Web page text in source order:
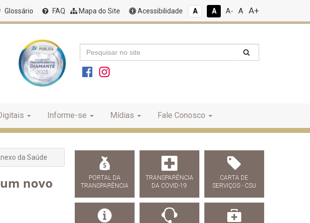
Glossário FAQ Mapa do Site Acessibilidade A A A- A A+
Informe-se Mídias Fale Conosco
da Saúde
novo
PORTAL DA
TRANSPARÊNCIA
TRANSPARÊNCIA
DA COVID-19
CARTA DE
SERVIÇOS - CSU